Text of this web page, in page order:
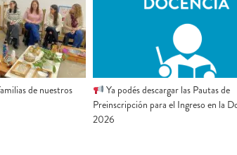
de nuestros
Ya podés descargar las Pautas de
Preinscripción para el Ingreso en la
2026